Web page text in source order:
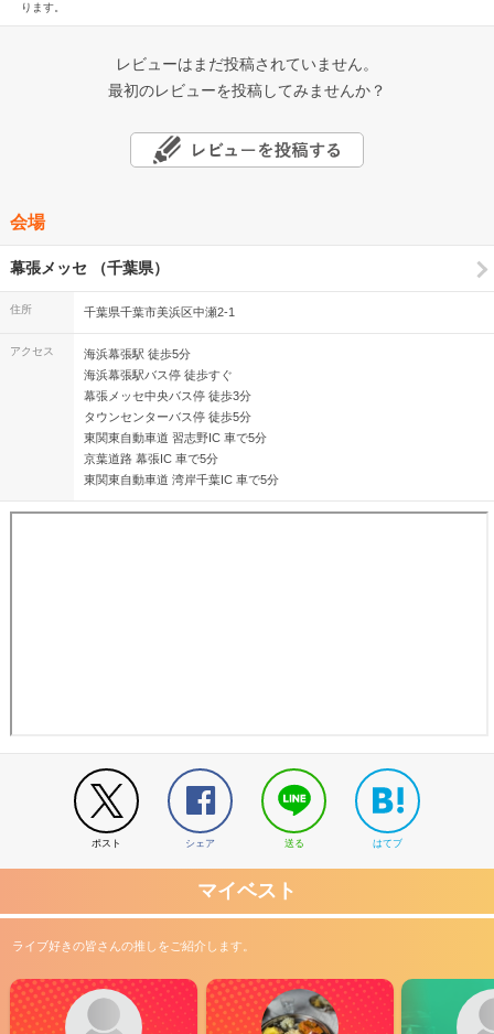
ります。
レビューはまだ投稿されていません。
最初のレビューを投稿してみませんか？
会場
幕張メッセ （千葉県）
住所 千葉県千葉市美浜区中瀬2-1
アクセス
海浜幕張駅 徒歩5分
海浜幕張駅バス停 徒歩すぐ
幕張メッセ中央バス停 徒歩3分
タウンセンターバス停 徒歩5分
東関東自動車道 習志野IC 車で5分
京葉道路 幕張IC 車で5分
東関東自動車道 湾岸千葉IC 車で5分
ポスト シェア 送る はてブ
マイベスト
ライブ好きの皆さんの推しをご紹介します。